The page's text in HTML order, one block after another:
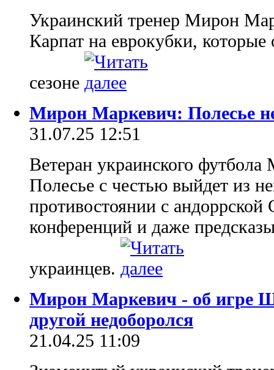
Украинский тренер Мирон
Карпат на еврокубки,
сезоне
Мирон Маркевич: Полесье
31.07.25 12:51
Ветеран украинского
Полесье с честью выйдет из
противостоянии с
конференций и даже
украинцев.
Мирон Маркевич - об игре
другой недоборолся
21.04.25 11:09